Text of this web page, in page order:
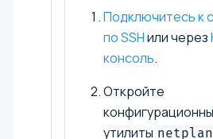
Подключитесь к
по SSHили через
консоль.
Откройте
утилиты netplan